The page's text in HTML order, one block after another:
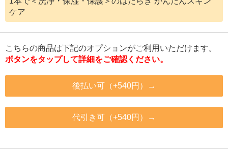
ケア
こちらの商品は下記のオプションがご利用いただけます。
ボタンをタップして詳細をご確認ください。
後払い可（+540円）→
代引き可（+540円）→